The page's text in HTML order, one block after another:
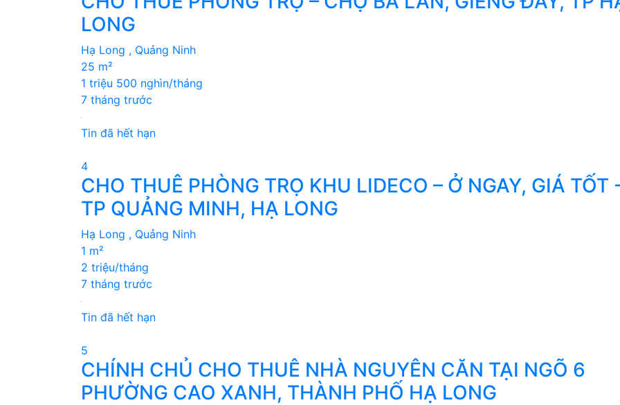
LONG
Hạ Long , Quảng Ninh
25 m²
1 triệu 500 nghìn/tháng
7 tháng trước
Tin đã hết hạn
4
CHO THUÊ PHÒNG TRỌ KHU LIDECO – Ở NGAY, GIÁ TỐT
TP QUẢNG MINH, HẠ LONG
Hạ Long , Quảng Ninh
1 m²
2 triệu/tháng
7 tháng trước
Tin đã hết hạn
5
CHÍNH CHỦ CHO THUÊ NHÀ NGUYÊN CĂN TẠI NGÕ 6
PHƯỜNG CAO XANH, THÀNH PHỐ HẠ LONG